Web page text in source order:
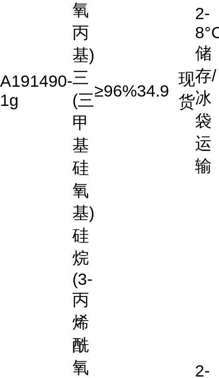
A191490-
1g
氧
丙
基)
三
(三
甲
基
硅
氧
基)
硅
烷
≥96%34.9
现
货
2-
储
存/
冰
袋
运
输
(3-
丙
烯
酰
氧
2-